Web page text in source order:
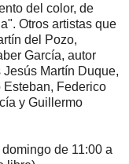
del color, de
Otros artistas que
del Pozo,
García, autor
Martín Duque,
Esteban, Federico
y Guillermo
de 11:00 a